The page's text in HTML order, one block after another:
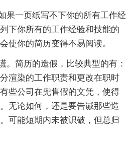
果一页纸写不下你的所有工作经
下你所有的工作经验和技能的
使你的简历变得不易阅读。
。简历的造假，比较典型的有：
渲染的工作职责和更改在职时
些公司在兜售假的文凭，使得
无论如何，还是要告诫那些造
可能短期内未被识破，但总归